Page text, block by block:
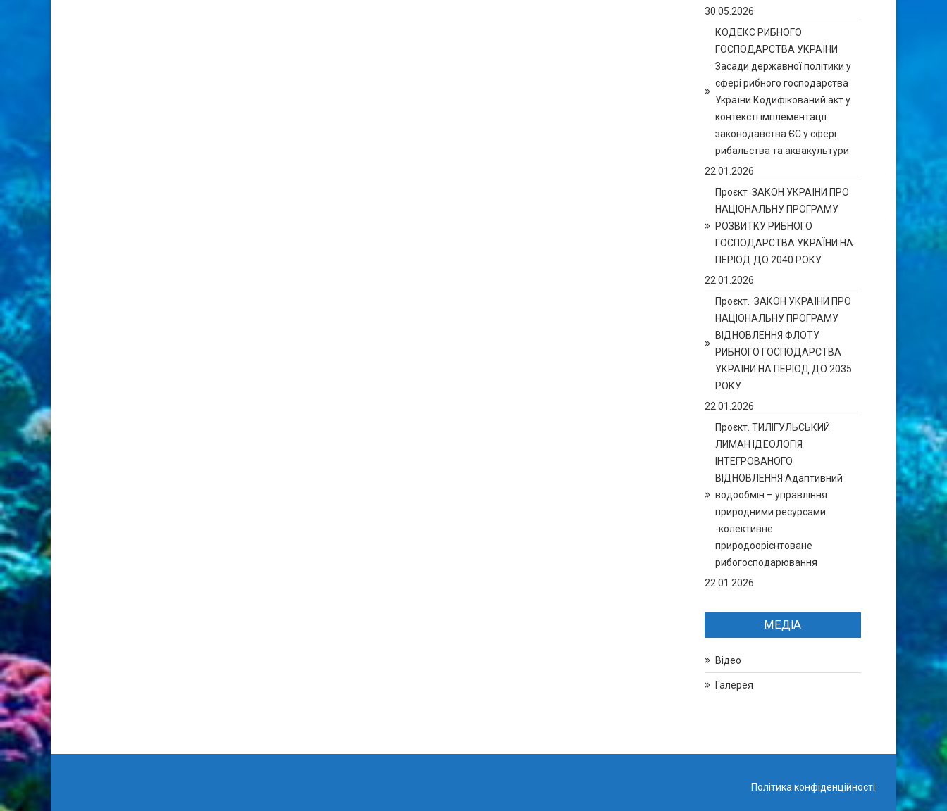
30.05.2026
КОДЕКС РИБНОГО
ГОСПОДАРСТВА УКРАЇНИ
Засади державної політики у
сфері рибного господарства
України Кодифікований акт у
контексті імплементації
законодавства ЄС у сфері
рибальства та аквакультури
22.01.2026
Проєкт ЗАКОН УКРАЇНИ ПРО
НАЦІОНАЛЬНУ ПРОГРАМУ
РОЗВИТКУ РИБНОГО
ГОСПОДАРСТВА УКРАЇНИ НА
ПЕРІОД ДО 2040 РОКУ
22.01.2026
Проєкт. ЗАКОН УКРАЇНИ ПРО
НАЦІОНАЛЬНУ ПРОГРАМУ
ВІДНОВЛЕННЯ ФЛОТУ
РИБНОГО ГОСПОДАРСТВА
УКРАЇНИ НА ПЕРІОД ДО 2035
РОКУ
22.01.2026
Проєкт. ТИЛІГУЛЬСЬКИЙ
ЛИМАН ІДЕОЛОГІЯ
ІНТЕГРОВАНОГО
ВІДНОВЛЕННЯ Адаптивний
водообмін – управління
природними ресурсами
-колективне
природоорієнтоване
рибогосподарювання
22.01.2026
МЕДІА
Відео
Галерея
Політика конфіденційності